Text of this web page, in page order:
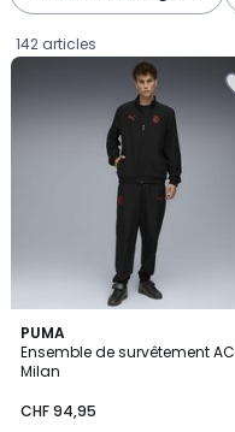
142 articles
PUMA
Ensemble de survêtement AC
Milan
94,95.
CHF 94,95
5
/
5